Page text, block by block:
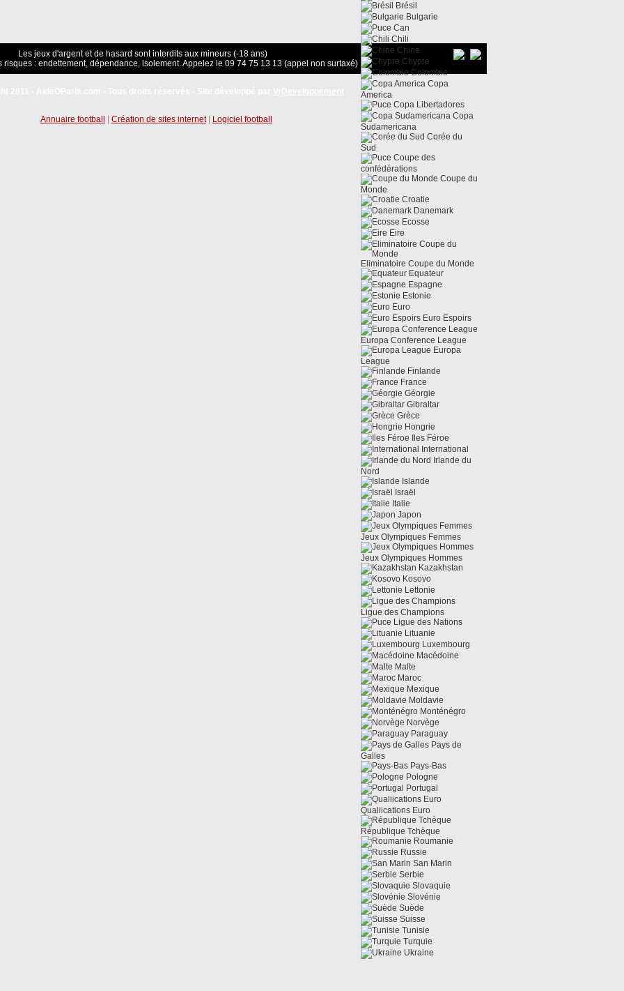
Brésil
Bulgarie
Can
Chili
Chine
Chypre
Colombie
Copa
America
Copa Libertadores
Copa
Sudamericana
Corée du
Sud
Coupe des
confédérations
Coupe du
Monde
Croatie
Danemark
Ecosse
Eire
Eliminatoire Coupe du Monde
Equateur
Espagne
Estonie
Euro
Euro Espoirs
Europa Conference League
Europa
League
Finlande
France
Géorgie
Gibraltar
Grèce
Hongrie
Iles Féroe
International
Irlande du
Nord
Islande
Israël
Italie
Japon
Jeux Olympiques Femmes
Jeux Olympiques Hommes
Kazakhstan
Kosovo
Lettonie
Ligue des Champions
Ligue des Nations
Lituanie
Luxembourg
Macédoine
Malte
Maroc
Mexique
Moldavie
Monténégro
Norvège
Paraguay
Pays de
Galles
Pays-Bas
Pologne
Portugal
Qualiications Euro
République Tchèque
Roumanie
Russie
San Marin
Serbie
Slovaquie
Slovénie
Suède
Suisse
Tunisie
Turquie
Ukraine
Les jeux d'argent et de hasard sont interdits aux mineurs (-18 ans)
risques : endettement, dépendance, isolement. Appelez le 09 74 75 13 13 (appel non surtaxé)
Annuaire football Création de sites internet| Logiciel football